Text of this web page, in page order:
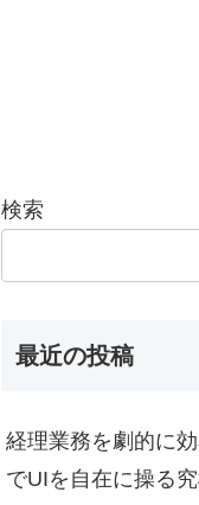
検索
最近の投稿
経理業務を劇的に
でUIを自在に操る